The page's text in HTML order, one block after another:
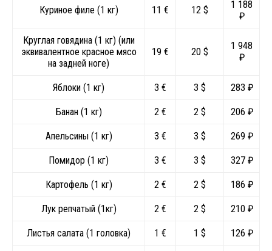
Куриное филе (1 кг) 11 € 12 $
1 188
₽
Круглая говядина (1 кг) (или
эквивалентное красное мясо
на задней ноге)
19 € 20 $
1 948
₽
Яблоки (1 кг) 3 € 3 $ 283 ₽
Банан (1 кг) 2 € 2 $ 206 ₽
Апельсины (1 кг) 3 € 3 $ 269 ₽
Помидор (1 кг) 3 € 3 $ 327 ₽
Картофель (1 кг) 2 € 2 $ 186 ₽
Лук репчатый (1кг) 2 € 2 $ 210 ₽
Листья салата (1 головка) 1 € 1 $ 126 ₽